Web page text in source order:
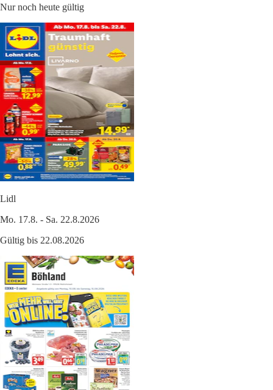
Nur noch heute gültig
Lidl
Mo. 17.8. - Sa. 22.8.2026
Gültig bis 22.08.2026